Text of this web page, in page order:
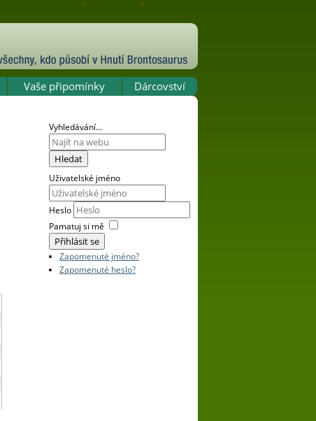
Vaše připomínky Dárcovství
Vyhledávání...
Hledat
Uživatelské jméno
Heslo
Pamatuj si mě
Přihlásit se
Zapomenuté jméno?
Zapomenuté heslo?